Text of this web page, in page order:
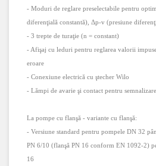
- Moduri de reglare preselectabile pentru
diferenţială constantă), Δp-v (presiune diferen
- 3 trepte de turaţie (n = constant)
- Afişaj cu leduri pentru reglarea valorii
eroare
- Conexiune electrică cu ştecher Wilo
- Lămpi de avarie şi contact pentru
La pompe cu flanşă - variante cu flanşă:
- Versiune standard pentru pompele DN 32
PN 6/10 (flanşă PN 16 conform EN 1092-2)
16